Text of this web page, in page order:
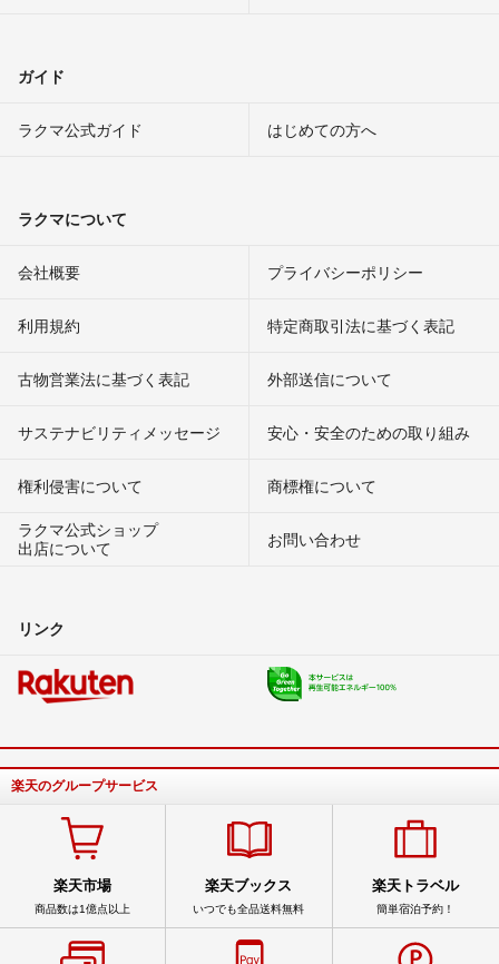
ガイド
ラクマ公式ガイド はじめての方へ
ラクマについて
会社概要 プライバシーポリシー
利用規約 特定商取引法に基づく表記
古物営業法に基づく表記 外部送信について
サステナビリティメッセージ 安心・安全のための取り組み
権利侵害について
商標権について
ラクマ公式ショップ
出店について
お問い合わせ
リンク
楽天のグループサービス
楽天市場
商品数は1億点以上
楽天ブックス
いつでも全品送料無料
楽天トラベル
簡単宿泊予約！